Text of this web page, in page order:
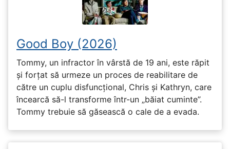
Good Boy (2026)
Tommy, un infractor în vârstă de 19 ani, este răpit
și forțat să urmeze un proces de reabilitare de
către un cuplu disfuncțional, Chris și Kathryn, care
încearcă să-l transforme într-un „băiat cuminte”.
Tommy trebuie să găsească o cale de a evada.